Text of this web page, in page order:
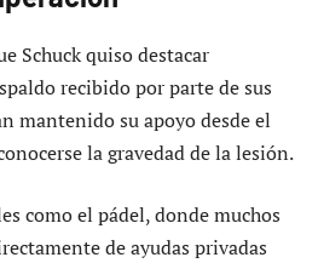
Schuck quiso destacar
recibido por parte de sus
mantenido su apoyo desde el
la gravedad de la lesión.
como el pádel, donde muchos
de ayudas privadas